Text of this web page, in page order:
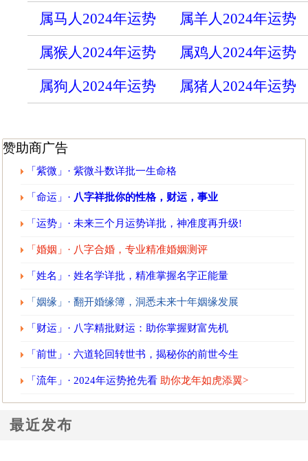
属马人2024年运势 属羊人2024年运势
属猴人2024年运势 属鸡人2024年运势
属狗人2024年运势 属猪人2024年运势
赞助商广告
「紫微」· 紫微斗数详批一生命格
「命运」· 八字祥批你的性格，财运，事业
「运势」· 未来三个月运势详批，神准度再升级!
「婚姻」· 八字合婚，专业精准婚姻测评
「姓名」· 姓名学详批，精准掌握名字正能量
「姻缘」· 翻开婚缘簿，洞悉未来十年姻缘发展
「财运」· 八字精批财运：助你掌握财富先机
「前世」· 六道轮回转世书，揭秘你的前世今生
「流年」· 2024年运势抢先看 助你龙年如虎添翼>
最近发布